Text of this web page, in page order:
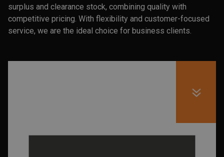
TICKETS
surplus and clearance stock, combining quality with
competitive pricing. With flexibility and customer-focused
service, we are the ideal choice for business clients.